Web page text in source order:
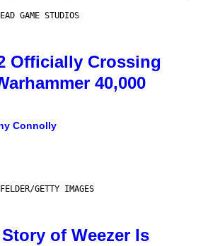
GAME STUDIOS
Officially Crossing
40,000
Connolly
GETTY IMAGES
of Weezer Is